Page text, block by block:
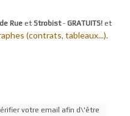
Rue et Strobist- GRATUITS! et
(contrats, tableaux...).
votre email afin d\'être